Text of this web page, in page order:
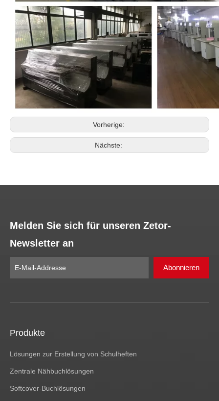
Vorherige:
Nächste:
Melden Sie sich für unseren Zetor-
Newsletter an
Abonnieren
Produkte
Lösungen zur Erstellung von Schulheften
Zentrale Nähbuchlösungen
Softcover-Buchlösungen